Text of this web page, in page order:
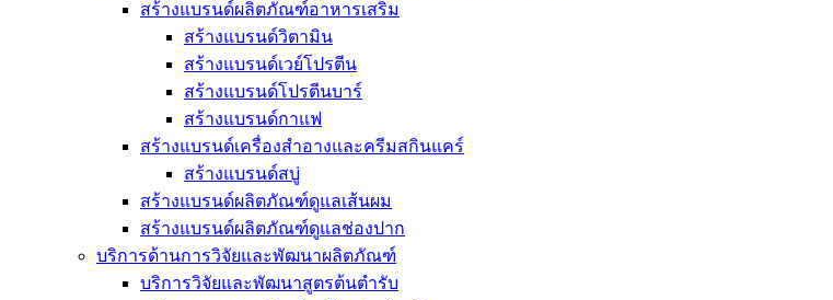
สร้างแบรนด์ผลิตภัณฑ์อาหารเสริม
สร้างแบรนด์วิตามิน
สร้างแบรนด์เวย์โปรตีน
สร้างแบรนด์โปรตีนบาร์
สร้างแบรนด์กาแฟ
สร้างแบรนด์เครื่องสำอางและครีมสกินแคร์
สร้างแบรนด์สบู่
สร้างแบรนด์ผลิตภัณฑ์ดูแลเส้นผม
สร้างแบรนด์ผลิตภัณฑ์ดูแลช่องปาก
บริการด้านการวิจัยและพัฒนาผลิตภัณฑ์
บริการวิจัยและพัฒนาสูตรต้นตำรับ